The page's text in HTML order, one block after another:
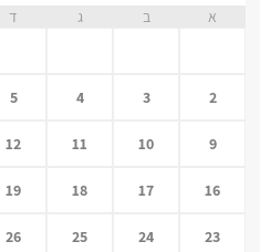
א ב ג ד
2
3
4
5
9
10
11
12
16
17
18
19
23
24
25
26